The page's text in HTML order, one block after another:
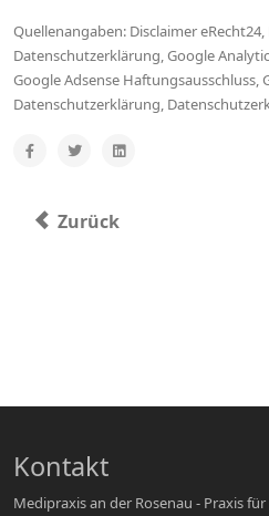
Quellenangaben: Disclaimer
Datenschutzerklärung, Google
Google Adsense Haftungsausschluss,
Datenschutzerklärung,
Vorheriger Beitrag:
Zurück
Kontakt
Medipraxis an der Rosenau - Praxis